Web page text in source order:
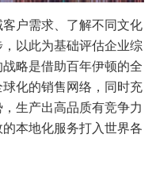
户需求、了解不同文化
以此为基础评估企业综
略是借助百年伊顿的全
化的销售网络，同时充
生产出高品质有竞争力
本地化服务打入世界各